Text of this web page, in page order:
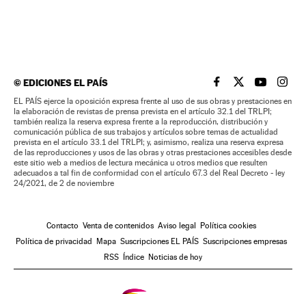
©EDICIONES EL PAÍS EL PAÍS BRASIL EN
EL PAÍSEL PAÍS
EL
EL PAÍS ejerce la oposición expresa frente al uso de sus obras y prestaciones en
la elaboración de revistas de prensa prevista en el artículo 32.1 del TRLPI;
también realiza la reserva expresa frente a la reproducción, distribución y
comunicación pública de sus trabajos y artículos sobre temas de actualidad
prevista en el artículo 33.1 del TRLPI; y, asimismo, realiza una reserva expresa
de las reproducciones y usos de las obras y otras prestaciones accesibles desde
este sitio web a medios de lectura mecánica u otros medios que resulten
adecuados a tal fin de conformidad con el artículo 67.3 del Real Decreto - ley
24/2021, de 2 de noviembre
Contacto Venta de contenidos Aviso legal Política cookies
Política de privacidad Mapa Suscripciones EL PAÍS Suscripciones empresas
RSS Índice Noticias de hoy